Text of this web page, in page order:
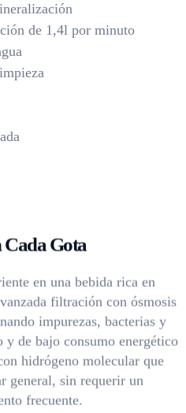
de 1,4l por minuto
Cada Gota
en una bebida rica en
filtración con ósmosis
impurezas, bacterias y
de bajo consumo energético
hidrógeno molecular que
general, sin requerir un
frecuente.